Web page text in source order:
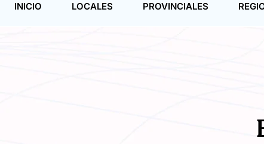
INICIO LOCALES PROVINCIALES